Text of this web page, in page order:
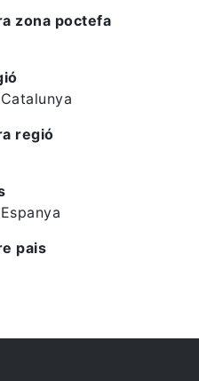
zona poctefa
regió
pais